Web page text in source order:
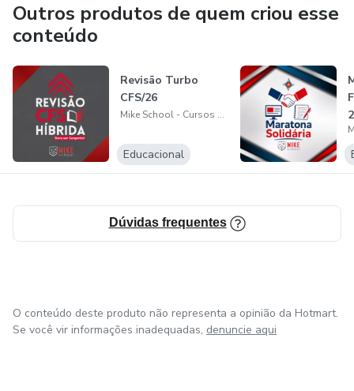
Outros produtos de quem criou esse
conteúdo
Revisão Turbo
CFS/26
Mike School - Cursos Preparatórios para os concursos da PMESP
Educacional
Dúvidas frequentes
O conteúdo deste produto não representa a opinião da Hotmart.
Se você vir informações inadequadas, denuncie aqui